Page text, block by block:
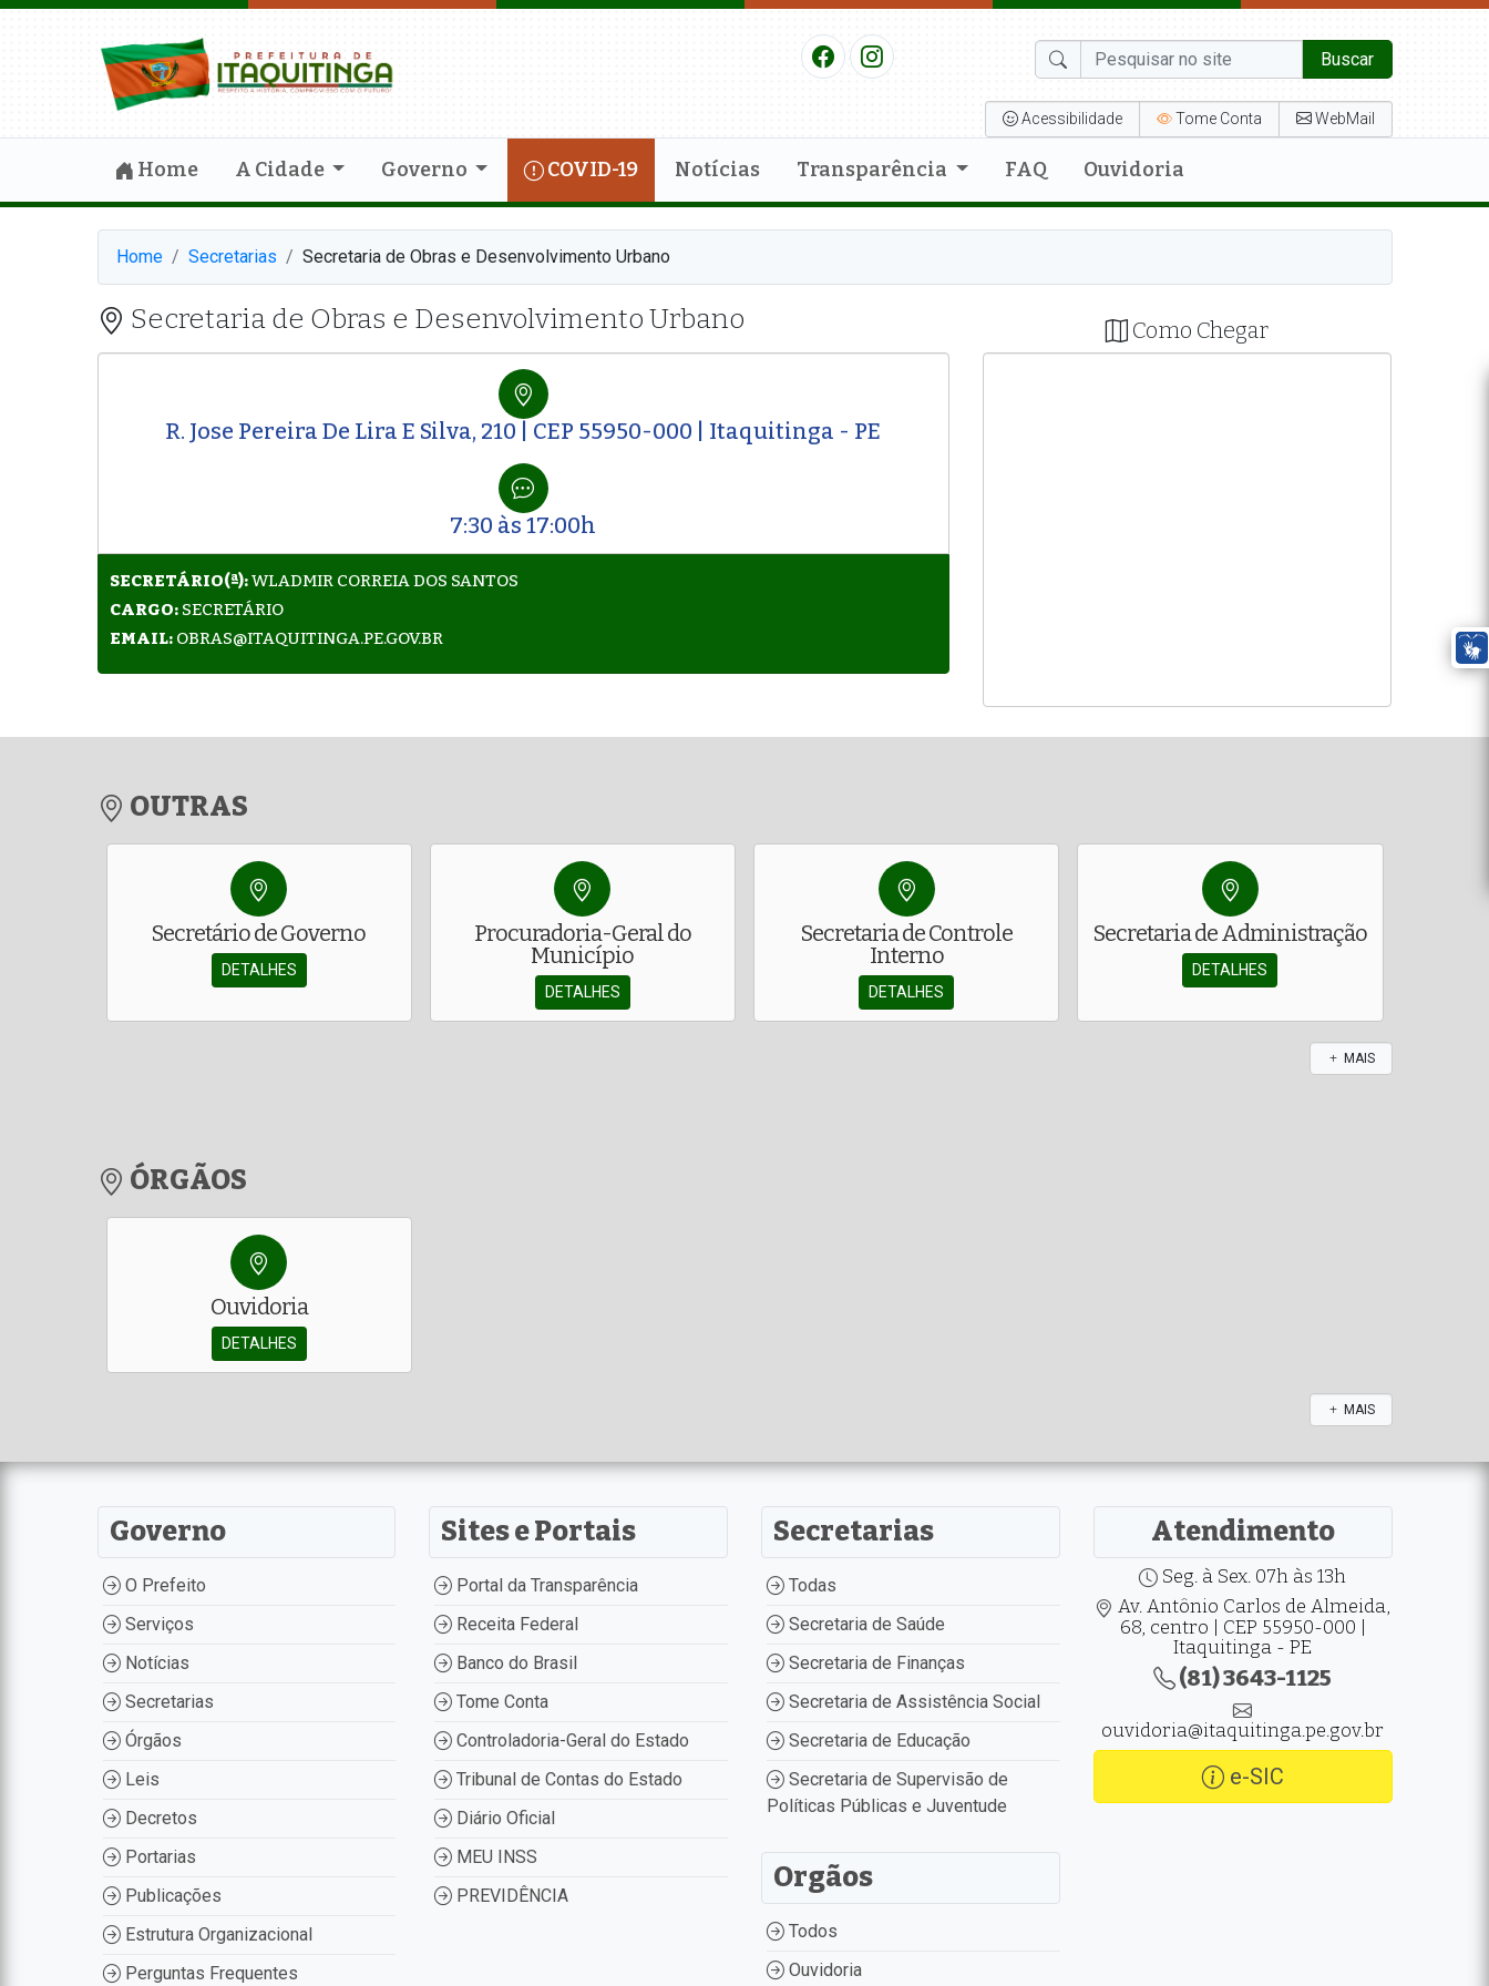
Buscar
Acessibilidade Tome Conta WebMail
Home A Cidade Governo COVID-19 Notícias Transparência FAQ Ouvidoria
Home Secretarias Secretaria de Obras e Desenvolvimento Urbano
Secretaria de Obras e Desenvolvimento Urbano
R. Jose Pereira De Lira E Silva, 210 | CEP 55950-000 | Itaquitinga - PE
7:30 às 17:00h
SECRETÁRIO(ª):WLADMIR CORREIA DOS SANTOS
CARGO:SECRETÁRIO
EMAIL:OBRAS@ITAQUITINGA.PE.GOV.BR
Como Chegar
OUTRAS
Secretário de Governo
DETALHES
Procuradoria-Geral do
Município
DETALHES
Secretaria de Controle
Interno
DETALHES
Secretaria de Administração
DETALHES
MAIS
ÓRGÃOS
Ouvidoria
DETALHES
MAIS
Governo
O Prefeito
Serviços
Notícias
Secretarias
Órgãos
Leis
Decretos
Portarias
Publicações
Estrutura Organizacional
Perguntas Frequentes
Sites e Portais
Portal da Transparência
Receita Federal
Banco do Brasil
Tome Conta
Controladoria-Geral do Estado
Tribunal de Contas do Estado
Diário Oficial
MEU INSS
PREVIDÊNCIA
Secretarias
Todas
Secretaria de Saúde
Secretaria de Finanças
Secretaria de Assistência Social
Secretaria de Educação
Secretaria de Supervisão de
Políticas Públicas e Juventude
Orgãos
Todos
Ouvidoria
Atendimento
Seg. à Sex. 07h às 13h
Av. Antônio Carlos de Almeida,
68, centro | CEP 55950-000 |
Itaquitinga - PE
(81) 3643-1125
ouvidoria@itaquitinga.pe.gov.br
e-SIC